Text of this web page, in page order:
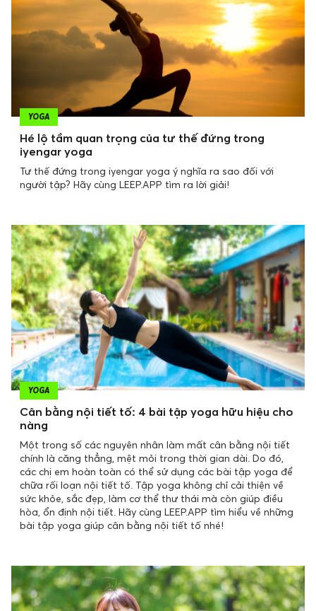
YOGA
Hé lộ tầm quan trọng của tư thế đứng trong
iyengar yoga
Tư thế đứng trong iyengar yoga ý nghĩa ra sao đối với
người tập? Hãy cùng LEEP.APP tìm ra lời giải!
YOGA
Cân bằng nội tiết tố: 4 bài tập yoga hữu hiệu cho
nàng
Một trong số các nguyên nhân làm mất cân bằng nội tiết
chính là căng thẳng, mệt mỏi trong thời gian dài. Do đó,
các chị em hoàn toàn có thể sử dụng các bài tập yoga để
chữa rối loạn nội tiết tố. Tập yoga không chỉ cải thiện về
sức khỏe, sắc đẹp, làm cơ thể thư thái mà còn giúp điều
hòa, ổn định nội tiết. Hãy cùng LEEP.APP tìm hiểu về những
bài tập yoga giúp cân bằng nội tiết tố nhé!